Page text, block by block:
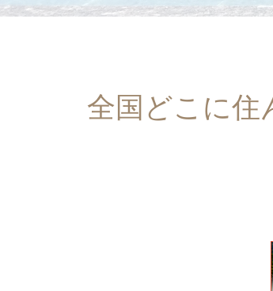
全国どこに住